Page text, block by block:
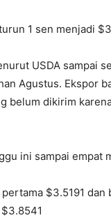
1 sen menjadi
USDA sampai
Agustus. Ekspor
belum dikirim
ini sampai empat
$3.5191